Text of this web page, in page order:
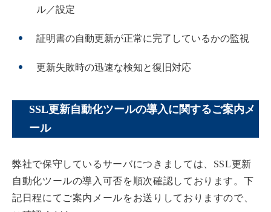
ル／設定
証明書の自動更新が正常に完了しているかの監視
更新失敗時の迅速な検知と復旧対応
SSL更新自動化ツールの導入に関するご案内メ
ール
弊社で保守しているサーバにつきましては、SSL更新
自動化ツールの導入可否を順次確認しております。下
記日程にてご案内メールをお送りしておりますので、